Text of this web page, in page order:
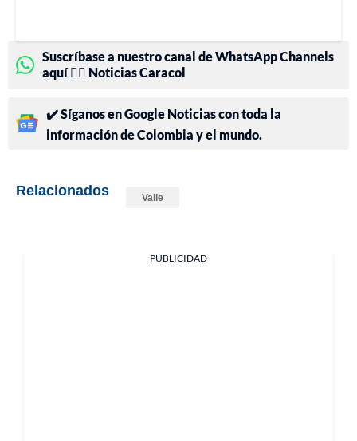
Suscríbase a nuestro canal de WhatsApp Channels
aquí 👉🏻 Noticias Caracol
✔️ Síganos en Google Noticias con toda la
información de Colombia y el mundo.
Relacionados Valle
PUBLICIDAD